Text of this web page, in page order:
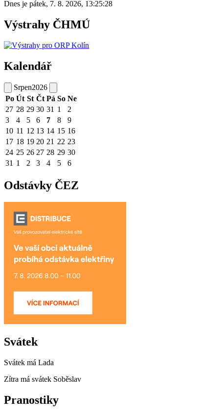
Dnes je pátek, 7. 8. 2026, 13:25:28
Výstrahy ČHMÚ
Kalendář
Srpen2026
Po Út St Čt Pá So Ne
27 28 29 30 31 1
2
3
4 5 6 7 8
9
10 11 12 13 14 15 16
17 18 19 20 21 22 23
24 25 26 27 28 29 30
31 1 2 3 4 5 6
Odstávky ČEZ
Svátek
Svátek má Lada
Zítra má svátek Soběslav
Pranostiky